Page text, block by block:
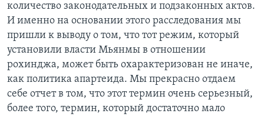
количество законодательных и подзаконных актов.
И именно на основании этого расследования мы
пришли к выводу о том, что тот режим, который
установили власти Мьянмы в отношении
рохинджа, может быть охарактеризован не иначе,
как политика апартеида. Мы прекрасно отдаем
себе отчет в том, что этот термин очень серьезный,
более того, термин, который достаточно мало